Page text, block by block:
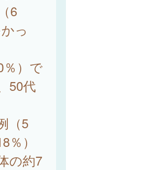
6
っ
％）で
50代
（5
）
の約7